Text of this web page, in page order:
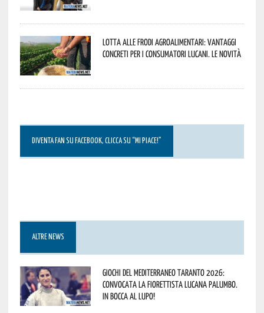
Lotta alle frodi agroalimentari: vantaggi
concreti per i consumatori lucani. Le novità
DIVENTA FAN SU FACEBOOK, CLICCA SU “MI PIACE!”
ALTRE NEWS
Giochi del Mediterraneo Taranto 2026:
convocata la fiorettista lucana Palumbo.
In bocca al lupo!